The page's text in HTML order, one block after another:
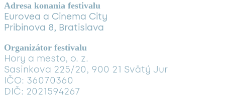
Adresa konania festivalu
Eurovea a Cinema City
Pribinova 8, Bratislava
Organizátor festivalu
Hory a mesto, o. z.
Sasinkova 225/20, 900 21 Svätý Jur
IČO: 36070360
DIČ: 2021594267